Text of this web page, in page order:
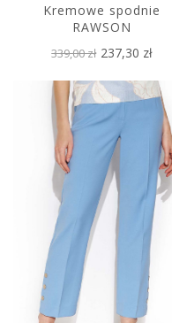
Kremowe spodnie
RAWSON
339,00 zł 237,30 zł